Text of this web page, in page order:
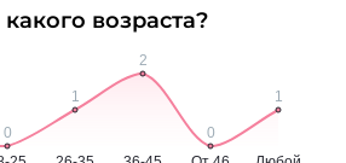
возраста?